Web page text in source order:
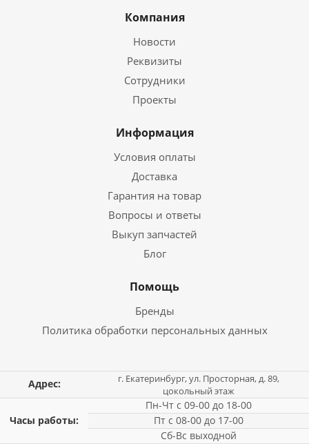
Компания
Новости
Реквизиты
Сотрудники
Проекты
Информация
Условия оплаты
Доставка
Гарантия на товар
Вопросы и ответы
Выкуп запчастей
Блог
Помощь
Бренды
Политика обработки персональных данных
Адрес:
г. Екатеринбург, ул. Просторная, д. 89,
цокольный этаж
Часы работы:
Пн-Чт с 09-00 до 18-00
Пт с 08-00 до 17-00
Сб-Вс выходной